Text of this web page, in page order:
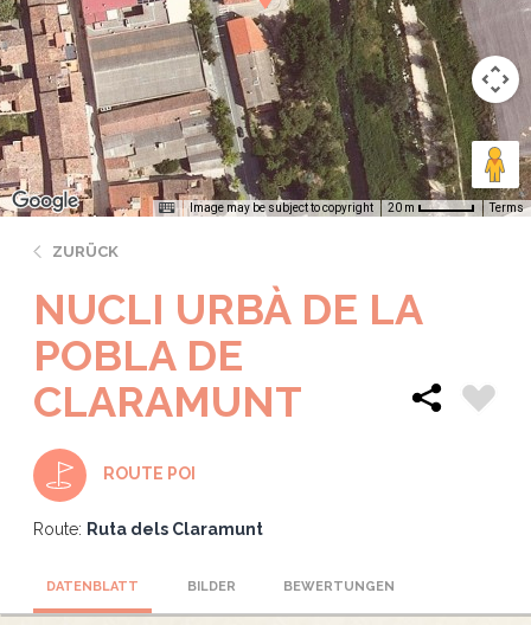
Image may be subject to copyright 20 m Terms
ZURÜCK
NUCLI URBÀ DE LA
POBLA DE
CLARAMUNT
ROUTE POI
Route: Ruta dels Claramunt
DATENBLATT BILDER BEWERTUNGEN